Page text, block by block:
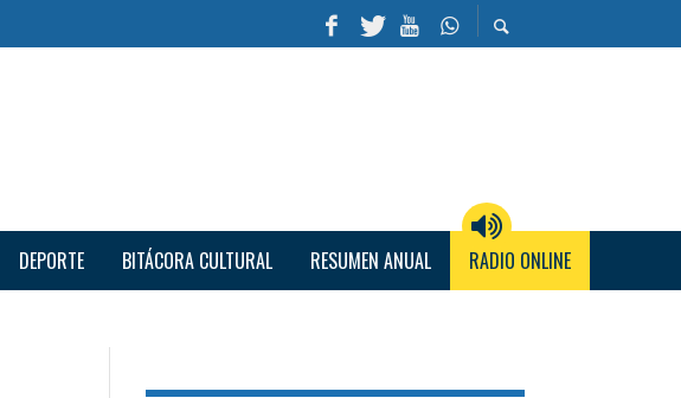
DEPORTE BITÁCORA CULTURAL RESUMEN ANUAL RADIO ONLINE